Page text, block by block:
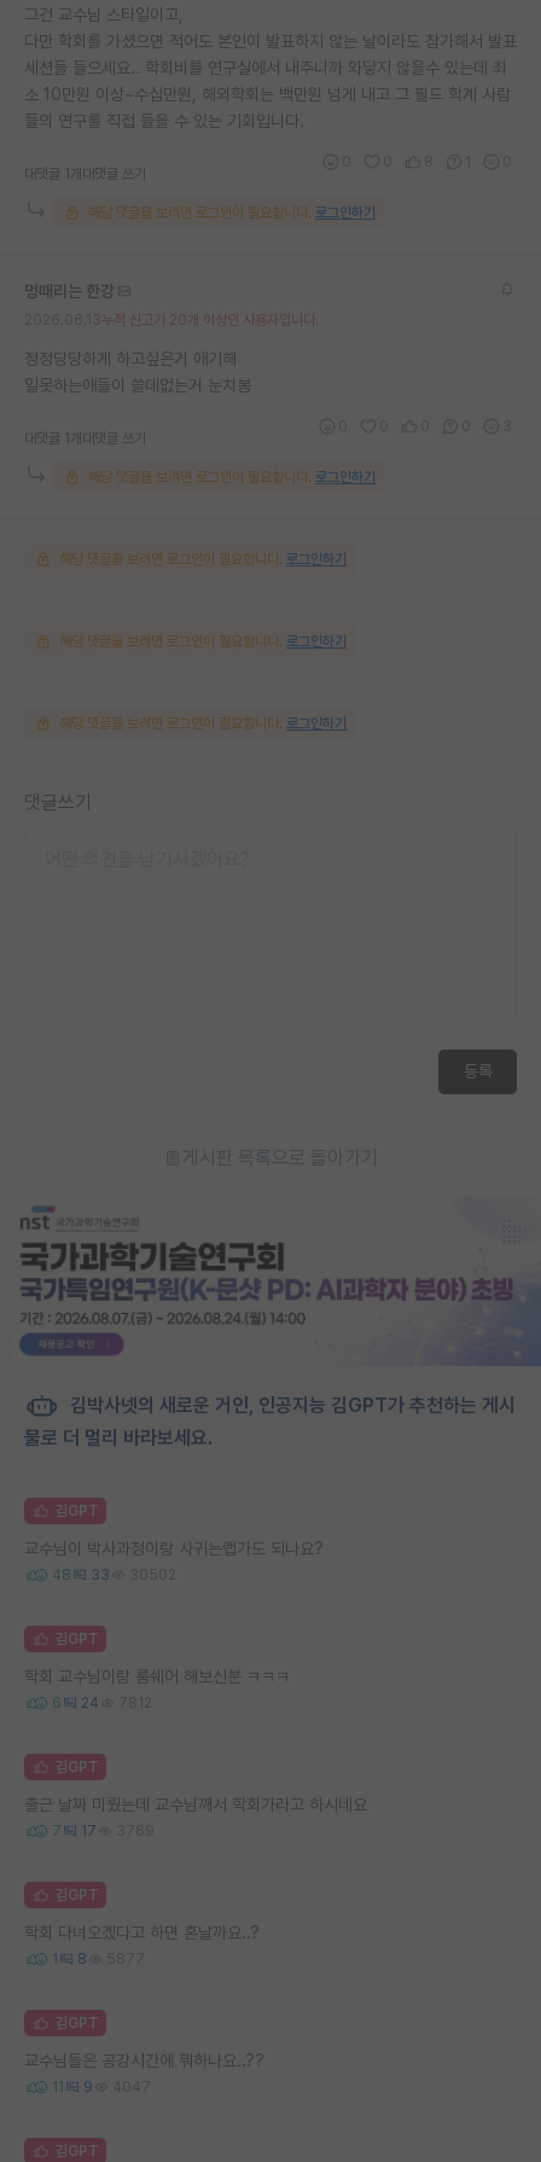
그건 교수님 스타일이고,
다만 학회를 가셨으면 적어도 본인이 발표하지 않는 날이라도 참가해서 발표
세션들 들으세요.. 학회비를 연구실에서 내주니까 와닿지 않을수 있는데 최
소 10만원 이상~수십만원, 해외학회는 백만원 넘게 내고 그 필드 학계 사람
들의 연구를 직접 들을 수 있는 기회입니다.
대댓글 1개 대댓글 쓰기
해당 댓글을 보려면 로그인이 필요합니다. 로그인하기
멍때리는 한강
누적 신고가 20개 이상인 사용자입니다.
정정당당하게 하고싶은거 애기해
일못하는애들이 쓸데없는거 눈치봄
대댓글 1개 대댓글 쓰기
해당 댓글을 보려면 로그인이 필요합니다. 로그인하기
해당 댓글을 보려면 로그인이 필요합니다. 로그인하기
해당 댓글을 보려면 로그인이 필요합니다. 로그인하기
해당 댓글을 보려면 로그인이 필요합니다. 로그인하기
댓글쓰기
등록
게시판 목록으로 돌아가기
김박사넷의 새로운 거인, 인공지능 김GPT가 추천하는 게시
물로 더 멀리 바라보세요.
김GPT
교수님이 박사과정이랑 사귀는랩가도 되나요?
48 33 30502
김GPT
학회 교수님이랑 룸쉐어 해보신분 ㅋㅋㅋ
6 24 7812
김GPT
출근 날짜 미뤘는데 교수님깨서 학회가라고 하시네요
7 17 3769
김GPT
학회 다녀오겠다고 하면 혼날까요..?
1 8 5877
김GPT
교수님들은 공강시간에 뭐하나요..??
11 9 4047
김GPT